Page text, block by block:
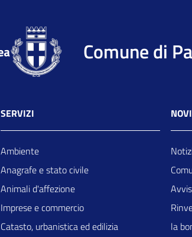
Comune di
SERVIZI
Ambiente
Anagrafe e stato civile
Animali d'affezione
Imprese e commercio
Catasto, urbanistica ed edilizia
la